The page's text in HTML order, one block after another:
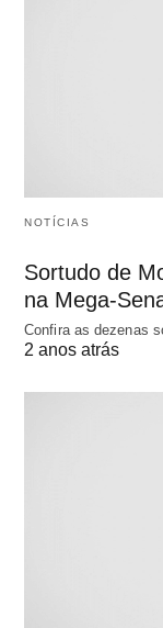
NOTÍCIAS
Sortudo de
na Mega-
Confira as dezenas
2 anos atrás